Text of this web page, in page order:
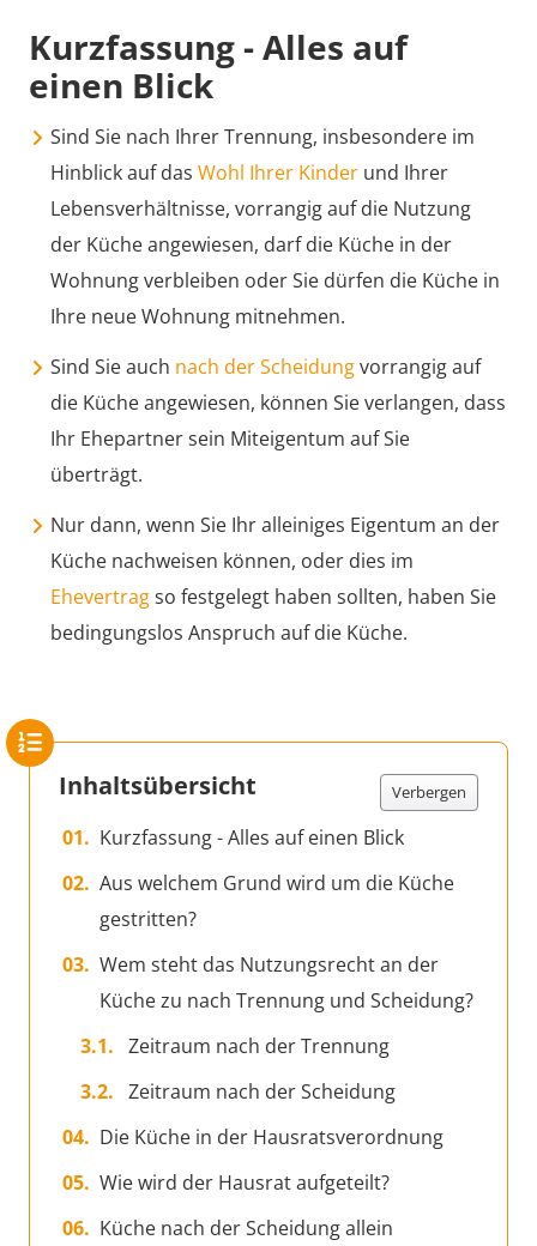
Kurzfassung - Alles auf
einen Blick
Sind Sie nach Ihrer Trennung, insbesondere im
Hinblick auf das Wohl Ihrer Kinder und Ihrer
Lebensverhältnisse, vorrangig auf die Nutzung
der Küche angewiesen, darf die Küche in der
Wohnung verbleiben oder Sie dürfen die Küche in
Ihre neue Wohnung mitnehmen.
Sind Sie auch nach der Scheidungvorrangig auf
die Küche angewiesen, können Sie verlangen, dass
Ihr Ehepartner sein Miteigentum auf Sie
überträgt.
Nur dann, wenn Sie Ihr alleiniges Eigentum an der
Küche nachweisen können, oder dies im
Ehevertragso festgelegt haben sollten, haben Sie
bedingungslos Anspruch auf die Küche.
Inhaltsübersicht Verbergen
Kurzfassung - Alles auf einen Blick
Aus welchem Grund wird um die Küche
gestritten?
Wem steht das Nutzungsrecht an der
Küche zu nach Trennung und Scheidung?
Zeitraum nach der Trennung
Zeitraum nach der Scheidung
Die Küche in der Hausratsverordnung
Wie wird der Hausrat aufgeteilt?
Küche nach der Scheidung allein